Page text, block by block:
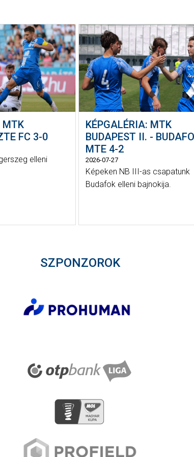
MTK
FC 3-0
elleni
KÉPGALÉRIA: MTK
BUDAPEST II. -
MTE 4-2
2026-07-27
Képeken NB III-as csapatunk
Budafok elleni bajnokija.
SZPONZOROK